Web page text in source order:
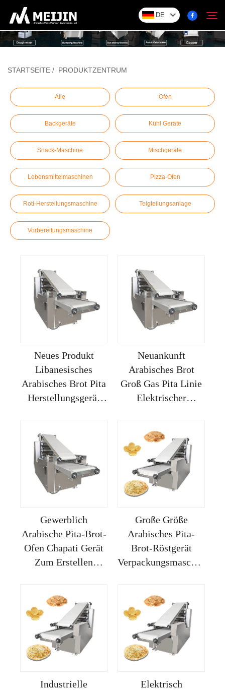
DE
Unternehmen
LÖSUNG
Produktzentrum
Service
Kontakt
STARTSEITE / PRODUKTZENTRUM
Alle Ofen
Backgeräte Kühl Geräte
Snack-Maschine Mischgeräte
Lebensmittelmaschinen Pizza-Ofen
Roti-Herstellungsmaschine Teigteilungsanlage
Vorbereitungsmaschine
Neues Produkt
Libanesisches
Arabisches Brot Pita
Herstellungsgerät
Neuankunft
Arabisches Brot
Groß Gas Pita Linie
Elektrischer
Gewerblich
Arabische Pita-Brot-
Ofen Chapati Gerät
Zum Erstellen
Großes Roti
Große Größe
Arabisches Pita-
Brot-Röstgerät
Verpackungsmaschine
Gewerblicher Ofen
Roti
Industrielle
Elektrisch